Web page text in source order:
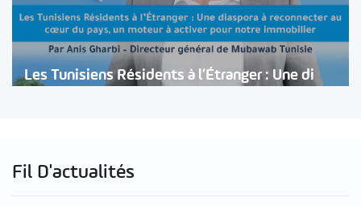
Les Tunisiens Résidents à l’Étranger : Une di
Fil D'actualités